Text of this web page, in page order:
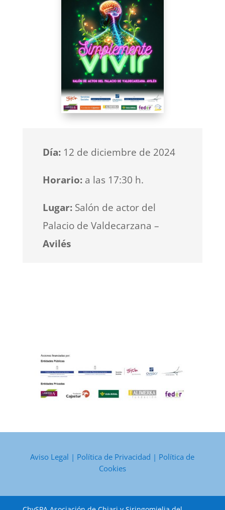
Día: 12 de diciembre de 2024
Horario:a las 17:30 h.
Lugar: Salón de actor del
Palacio de Valdecarzana –
Avilés
Aviso Legal | Política de Privacidad | Política de
Cookies